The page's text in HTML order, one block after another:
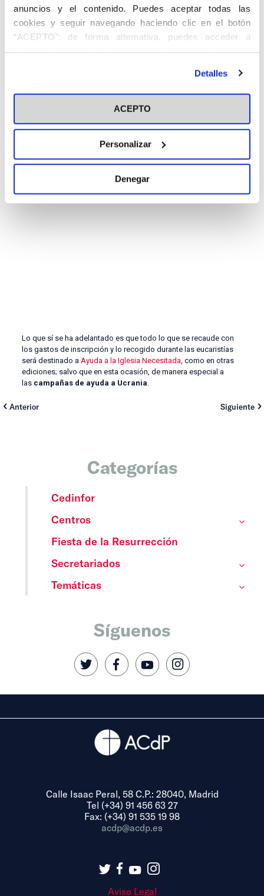
anuncios y el contenido. Puedes aceptar todas las
cookies y seguir navegando haciendo clic en el botón
“ACEPTO”; de forma alternativa, puedes acceder a
información más detallada y cambiar tus preferencias
en el botón "Personalizar". Para más información puedes
visitar nuestra Política de Cookies
Detalles
ACEPTO
Personalizar
Denegar
El director del Congreso de Católicos y Vida Pública ha
María San Gil o Bieito Rubido, que tuvieron lugar en la XXIII
estructura general permanecerá igual, organizada en
conferencias plenarias, talleres y el acto cultural, junto a las
Saus no se ha aventurado a desvelar los nombres de ninguno de
los ponentes todavía, dado que no están confirmados.
Lo que sí se ha adelantado es que todo lo que se recaude con
los gastos de inscripción y lo recogido durante las eucaristías
será destinado aAyuda a la Iglesia Necesitada, como en otras
ediciones; salvo que en esta ocasión, de manera especial a
las campañas de ayuda a Ucrania.
Anterior Siguiente
Categorías
Cedinfor
Centros
Fiesta de la Resurrección
Secretariados
Temáticas
Síguenos
Calle Isaac Peral, 58 C.P.: 28040, Madrid
Tel (+34) 91 456 63 27
Fax: (+34) 91 535 19 98
acdp@acdp.es
Aviso Legal